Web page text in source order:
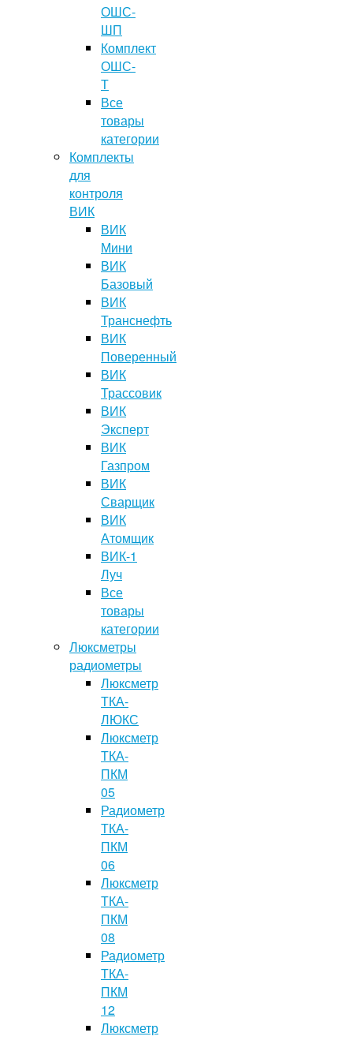
ОШС-
ШП
Комплект
ОШС-
Т
Все
товары
категории
Комплекты
для
контроля
ВИК
ВИК
Мини
ВИК
Базовый
ВИК
Транснефть
ВИК
Поверенный
ВИК
Трассовик
ВИК
Эксперт
ВИК
Газпром
ВИК
Сварщик
ВИК
Атомщик
ВИК-1
Луч
Все
товары
категории
Люксметры
радиометры
Люксметр
ТКА-
ЛЮКС
Люксметр
ТКА-
ПКМ
05
Радиометр
ТКА-
ПКМ
06
Люксметр
ТКА-
ПКМ
08
Радиометр
ТКА-
ПКМ
12
Люксметр